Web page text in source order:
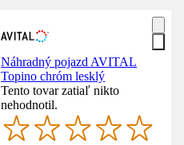
Náhradný pojazd AVITAL
Topino chróm lesklý
Tento tovar zatiaľ nikto
nehodnotil.